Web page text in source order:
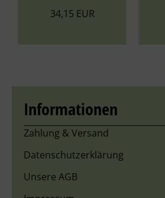
Informationen
Zahlung & Versand
Datenschutzerklärung
Unsere AGB